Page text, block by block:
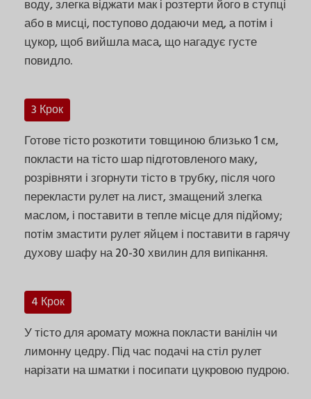
воду, злегка віджати мак і розтерти його в ступці
або в мисці, поступово додаючи мед, а потім і
цукор, щоб вийшла маса, що нагадує густе
повидло.
3 Крок
Готове тісто розкотити товщиною близько 1 см,
покласти на тісто шар підготовленого маку,
розрівняти і згорнути тісто в трубку, після чого
перекласти рулет на лист, змащений злегка
маслом, і поставити в тепле місце для підйому;
потім змастити рулет яйцем і поставити в гарячу
духову шафу на 20-30 хвилин для випікання.
4 Крок
У тісто для аромату можна покласти ванілін чи
лимонну цедру. Під час подачі на стіл рулет
нарізати на шматки і посипати цукровою пудрою.